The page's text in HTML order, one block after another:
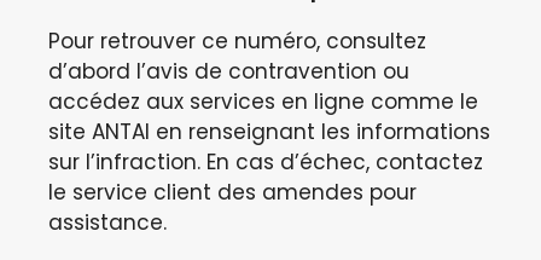
Pour retrouver ce numéro, consultez
d’abord l’avis de contravention ou
accédez aux services en ligne comme le
site ANTAI en renseignant les informations
sur l’infraction. En cas d’échec, contactez
le service client des amendes pour
assistance.